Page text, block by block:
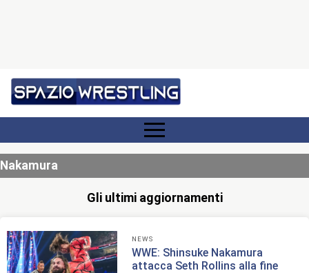
Nakamura
Gli ultimi aggiornamenti
NEWS
WWE: Shinsuke Nakamura
attacca Seth Rollins alla fine